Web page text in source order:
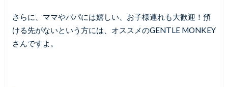
さらに、ママやパパには嬉しい、お子様連れも大歓迎！預
ける先がないという方には、オススメのGENTLE MONKEY
さんですよ。